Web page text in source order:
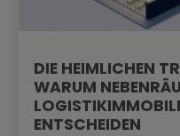
DIE HEIMLICHEN
WARUM
ENTSCHEIDEN